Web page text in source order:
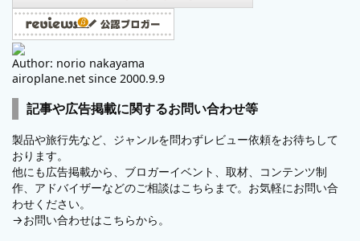
Author: norio nakayama
airoplane.net since 2000.9.9
記事や広告掲載に関するお問い合わせ等
製品や旅行先など、ジャンルを問わずレビュー依頼をお待ちして
おります。
他にも広告掲載から、ブロガーイベント、取材、コンテンツ制
作、アドバイザーなどのご相談はこちらまで。お気軽にお問い合
わせください。
→お問い合わせはこちらから。